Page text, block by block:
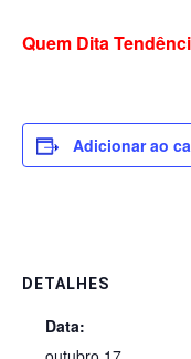
Quem Dita
Adicionar ao
DETALHES
Data: